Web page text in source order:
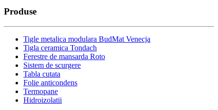
Produse
Tigle metalica modulara BudMat Venecja
Tigla ceramica Tondach
Ferestre de mansarda Roto
Sistem de scurgere
Tabla cutata
Folie anticondens
Termopane
Hidroizolatii